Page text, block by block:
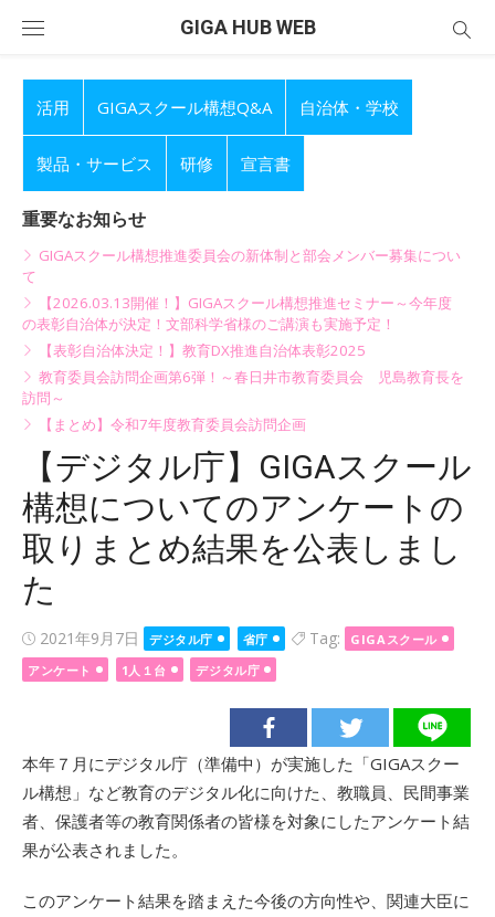
GIGA HUB WEB
活用 GIGAスクール構想Q&A 自治体・学校
製品・サービス 研修 宣言書
重要なお知らせ
GIGAスクール構想推進委員会の新体制と部会メンバー募集につい
て
【2026.03.13開催！】GIGAスクール構想推進セミナー～今年度
の表彰自治体が決定！文部科学省様のご講演も実施予定！
【表彰自治体決定！】教育DX推進自治体表彰2025
教育委員会訪問企画第6弾！～春日井市教育委員会 児島教育長を
訪問～
【まとめ】令和7年度教育委員会訪問企画
【デジタル庁】GIGAスクール
構想についてのアンケートの
取りまとめ結果を公表しまし
た
Posted
on
2021年9月7日 デジタル庁 省庁 Tag:
GIGAスクール
アンケート
1人１台 デジタル庁
本年７月にデジタル庁（準備中）が実施した「GIGAスクー
ル構想」など教育のデジタル化に向けた、教職員、民間事業
者、保護者等の教育関係者の皆様を対象にしたアンケート結
果が公表されました。
このアンケート結果を踏まえた今後の方向性や、関連大臣に